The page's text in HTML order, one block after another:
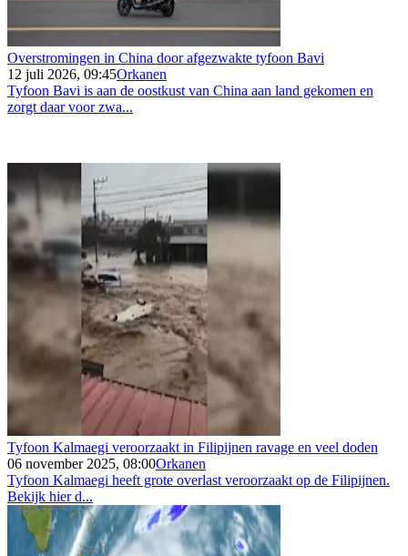
Overstromingen in China door afgezwakte tyfoon Bavi
12 juli 2026, 09:45Orkanen
Tyfoon Bavi is aan de oostkust van China aan land gekomen en
zorgt daar voor zwa...
Tyfoon Kalmaegi veroorzaakt in Filipijnen ravage en veel doden
06 november 2025, 08:00Orkanen
Tyfoon Kalmaegi heeft grote overlast veroorzaakt op de Filipijnen.
Bekijk hier d...